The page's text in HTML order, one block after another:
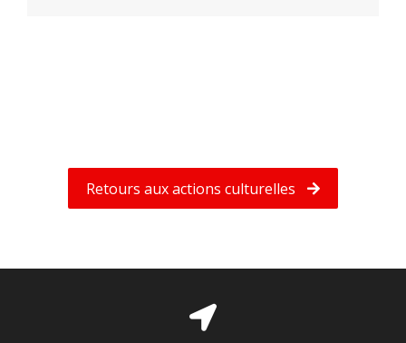
Retours aux actions culturelles